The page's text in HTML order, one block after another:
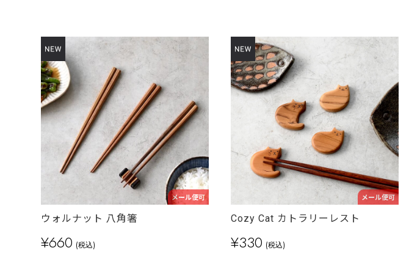
メール便可
ウォルナット 八角箸
¥660 (税込)
メール便可
Cozy Cat カトラリーレスト
¥330 (税込)